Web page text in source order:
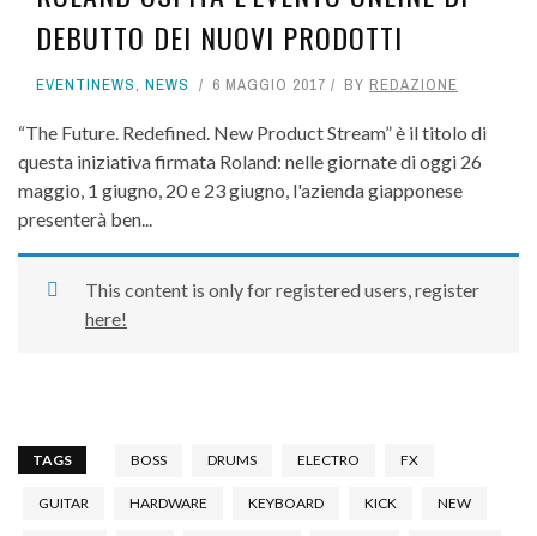
DEBUTTO DEI NUOVI PRODOTTI
EVENTINEWS, NEWS 6 MAGGIO 2017 BY REDAZIONE
“The Future. Redefined. New Product Stream” è il titolo di
questa iniziativa firmata Roland: nelle giornate di oggi 26
maggio, 1 giugno, 20 e 23 giugno, l'azienda giapponese
presenterà ben...
This content is only for registered users, register
here!
TAGS BOSS DRUMS ELECTRO FX
GUITAR HARDWARE KEYBOARD KICK NEW